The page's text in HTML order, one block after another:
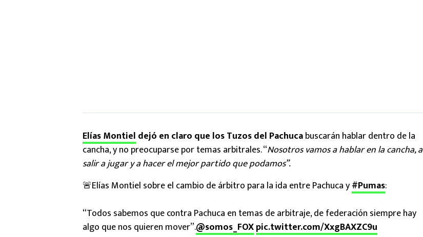
Elías Montiel dejó en claro que los Tuzos del Pachucabuscarán hablar dentro de la
cancha, y no preocuparse por temas arbitrales. “Nosotros vamos a hablar en la cancha, a
salir a jugar y a hacer el mejor partido que podamos”.
🚨Elías Montiel sobre el cambio de árbitro para la ida entre Pachuca y#Pumas:
“Todos sabemos que contra Pachuca en temas de arbitraje, de federación siempre hay
algo que nos quieren mover”.@somos_FOXpic.twitter.com/XxgBAXZC9u